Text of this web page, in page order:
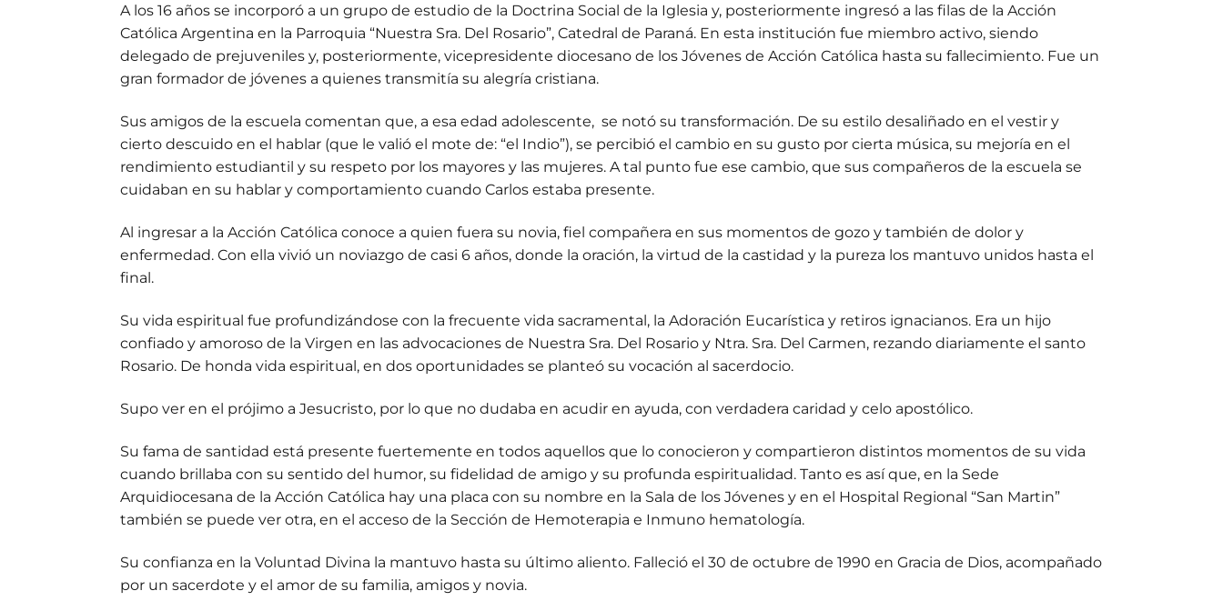
A los 16 años se incorporó a un grupo de estudio de la Doctrina Social de la Iglesia y, posteriormente ingresó a las filas de la Acción
Católica Argentina en la Parroquia “Nuestra Sra. Del Rosario”, Catedral de Paraná. En esta institución fue miembro activo, siendo
delegado de prejuveniles y, posteriormente, vicepresidente diocesano de los Jóvenes de Acción Católica hasta su fallecimiento. Fue un
gran formador de jóvenes a quienes transmitía su alegría cristiana.
Sus amigos de la escuela comentan que, a esa edad adolescente, se notó su transformación. De su estilo desaliñado en el vestir y
cierto descuido en el hablar (que le valió el mote de: “el Indio”), se percibió el cambio en su gusto por cierta música, su mejoría en el
rendimiento estudiantil y su respeto por los mayores y las mujeres. A tal punto fue ese cambio, que sus compañeros de la escuela se
cuidaban en su hablar y comportamiento cuando Carlos estaba presente.
Al ingresar a la Acción Católica conoce a quien fuera su novia, fiel compañera en sus momentos de gozo y también de dolor y
enfermedad. Con ella vivió un noviazgo de casi 6 años, donde la oración, la virtud de la castidad y la pureza los mantuvo unidos hasta el
final.
Su vida espiritual fue profundizándose con la frecuente vida sacramental, la Adoración Eucarística y retiros ignacianos. Era un hijo
confiado y amoroso de la Virgen en las advocaciones de Nuestra Sra. Del Rosario y Ntra. Sra. Del Carmen, rezando diariamente el santo
Rosario. De honda vida espiritual, en dos oportunidades se planteó su vocación al sacerdocio.
Supo ver en el prójimo a Jesucristo, por lo que no dudaba en acudir en ayuda, con verdadera caridad y celo apostólico.
Su fama de santidad está presente fuertemente en todos aquellos que lo conocieron y compartieron distintos momentos de su vida
cuando brillaba con su sentido del humor, su fidelidad de amigo y su profunda espiritualidad. Tanto es así que, en la Sede
Arquidiocesana de la Acción Católica hay una placa con su nombre en la Sala de los Jóvenes y en el Hospital Regional “San Martin”
también se puede ver otra, en el acceso de la Sección de Hemoterapia e Inmuno hematología.
Su confianza en la Voluntad Divina la mantuvo hasta su último aliento. Falleció el 30 de octubre de 1990 en Gracia de Dios, acompañado
por un sacerdote y el amor de su familia, amigos y novia.